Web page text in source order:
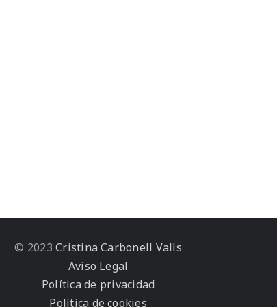
© 2023 Cristina Carbonell Valls
Aviso Legal
Política de privacidad
Política de cookies